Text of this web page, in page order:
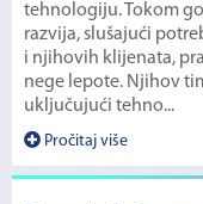
tehnologiju. Tokom
razvija, slušajući
i njihovih klijenata,
nege lepote. Njihov
uključujući tehno...
Pročitaj više